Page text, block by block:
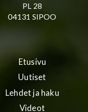
PL 28
04131 SIPOO
Etusivu
Uutiset
Lehdet ja haku
Videot